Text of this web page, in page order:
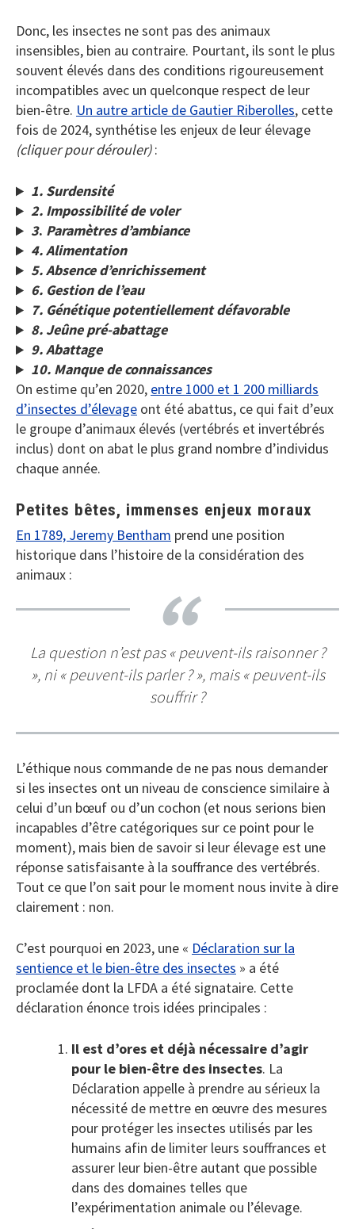
Donc, les insectes ne sont pas des animaux
insensibles, bien au contraire. Pourtant, ils sont le plus
souvent élevés dans des conditions rigoureusement
incompatibles avec un quelconque respect de leur
bien-être. Un autre article de Gautier Riberolles, cette
fois de 2024, synthétise les enjeux de leur élevage
(cliquer pour dérouler):
1. Surdensité
2. Impossibilité de voler
3. Paramètres d’ambiance
4. Alimentation
5. Absence d’enrichissement
6. Gestion de l’eau
7. Génétique potentiellement défavorable
8. Jeûne pré-abattage
9. Abattage
10. Manque de connaissances
On estime qu’en 2020, entre 1000 et 1 200 milliards
d’insectes d’élevage ont été abattus, ce qui fait d’eux
le groupe d’animaux élevés (vertébrés et invertébrés
inclus) dont on abat le plus grand nombre d’individus
chaque année.
Petites bêtes, immenses enjeux moraux
En 1789, Jeremy Bentham prend une position
historique dans l’histoire de la considération des
animaux :
La question n’est pas « peuvent-ils raisonner ?
», ni « peuvent-ils parler ? », mais « peuvent-ils
souffrir ?
L’éthique nous commande de ne pas nous demander
si les insectes ont un niveau de conscience similaire à
celui d’un bœuf ou d’un cochon (et nous serions bien
incapables d’être catégoriques sur ce point pour le
moment), mais bien de savoir si leur élevage est une
réponse satisfaisante à la souffrance des vertébrés.
Tout ce que l’on sait pour le moment nous invite à dire
clairement : non.
C’est pourquoi en 2023, une « Déclaration sur la
sentience et le bien-être des insectes » a été
proclamée dont la LFDA a été signataire. Cette
déclaration énonce trois idées principales :
Il est d’ores et déjà nécessaire d’agir
pour le bien-être des insectes. La
Déclaration appelle à prendre au sérieux la
nécessité de mettre en œuvre des mesures
pour protéger les insectes utilisés par les
humains afin de limiter leurs souffrances et
assurer leur bien-être autant que possible
dans des domaines telles que
l’expérimentation animale ou l’élevage.